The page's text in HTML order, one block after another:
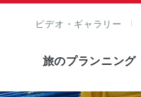
ビデオ・ギャラリー
旅のプランニング